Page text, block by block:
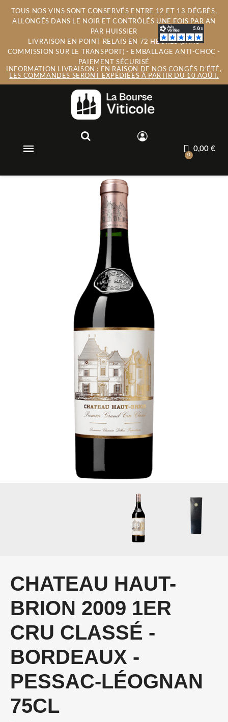
TOUS NOS VINS SONT CONSERVÉS ENTRE 12 ET 13 DÉGRÈS,
ALLONGÉS DANS LE NOIR ET CONTRÔLÉS UNE FOIS PAR AN
PAR HUISSIER
LIVRAISON EN POINT RELAIS EN 72 HEURES (SANS
COMMISSION SUR LE TRANSPORT) - EMBALLAGE ANTI-CHOC -
PAIEMENT SÉCURISÉ
INFORMATION LIVRAISON : EN RAISON DE NOS CONGÉS D’ÉTÉ,
LES COMMANDES SERONT EXPÉDIÉES À PARTIR DU 10 AOÛT.
0,00 €
CHATEAU HAUT-
BRION 2009 1ER
CRU CLASSÉ -
BORDEAUX -
PESSAC-LÉOGNAN
75CL